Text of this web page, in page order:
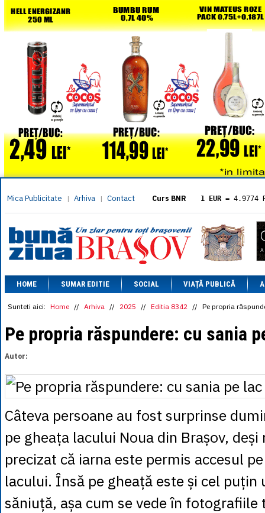
Mica Publicitate | Arhiva | Contact Curs BNR 1 EUR = 4.9774
= 5.8304
1 XAU= 464.4611
1 AED= 1.1933
1 AUD= 2.7957
1 BGN= 2.5449
1 CAD= 3.1559
1 CHF= 5.2813
1 CNY= 0.6015
= 0.6668
1 EGP = 0.0860
1 KRW
= 0.3047
1 MDL
= 0.2538
1 MXN= 0.2227
1 NOK= 0.4191
1 NZD= 2.6097
1 PLN
= 1.1646
1 RSD= 0.0425
= 0.0530
1 SEK= 0.4526
1 TRY
= 0.1141
1 UAH
= 0.1048
= 5.9383
1 ZAR= 0.2318
HOME SUMAR EDITIE SOCIAL VIAȚĂ PUBLICĂ
Sunteti aici: Home // Arhiva // 2025 // Editia 8342 // Pe propria
Pe propria răspundere: cu sania
Autor:
Câteva persoane au fost surprinse
pe gheața lacului Noua din Brașov,
precizat că iarna este permis accesul
lacului. Însă pe gheață este și cel puțin
săniuță, așa cum se vede în